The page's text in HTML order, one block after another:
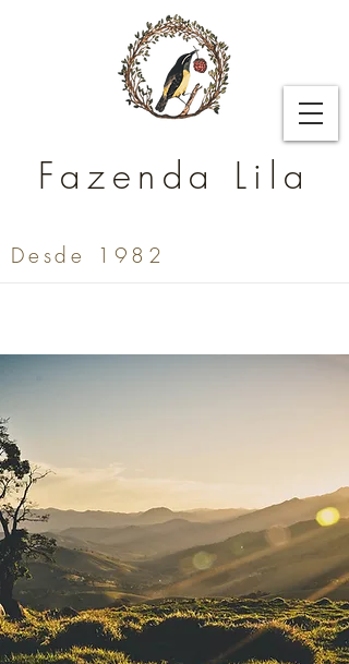
Fazenda Lila
Desde 1982